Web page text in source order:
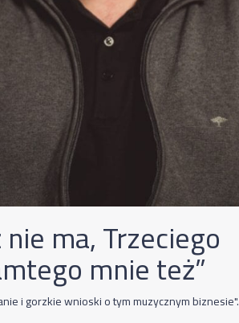
ma, Trzeciego
mnie też”
i gorzkie wnioski o tym muzycznym biznesie".